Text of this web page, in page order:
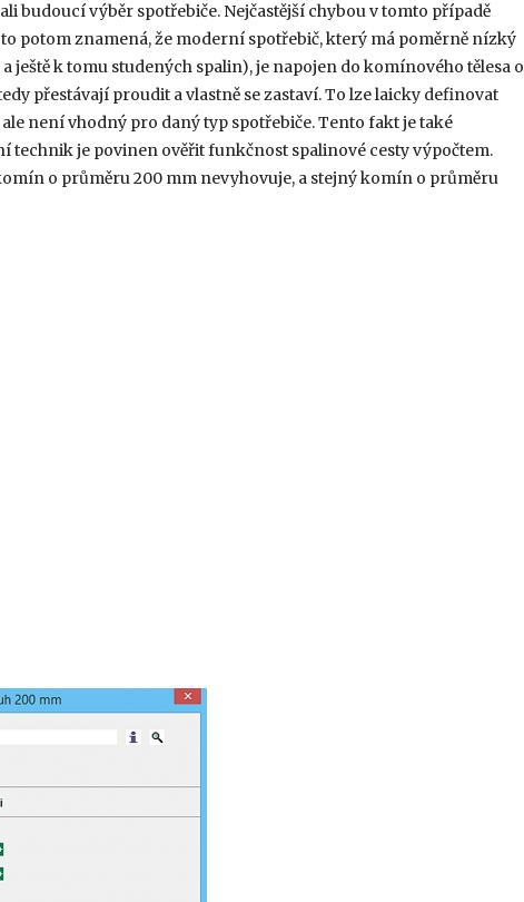
budoucí výběr spotřebiče. Nejčastější chybou v tomto případě
potom znamená, že moderní spotřebič, který má poměrně nízký
ještě k tomu studených spalin), je napojen do komínového tělesa o
přestávají proudit a vlastně se zastaví. To lze laicky definovat
není vhodný pro daný typ spotřebiče. Tento fakt je také
je povinen ověřit funkčnost spalinové cesty výpočtem.
o průměru 200 mm nevyhovuje, a stejný komín o průměru